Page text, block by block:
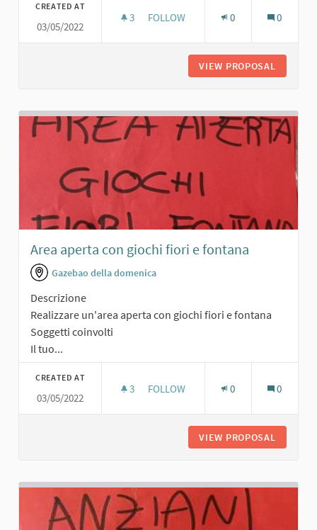
CREATED AT
03/05/2022
3 3 FOLLOWERS
FOLLOW 0 0
VIEW PROPOSAL
Area aperta con giochi fiori e fontana
Gazebao della domenica
Descrizione
Realizzare un'area aperta con giochi fiori e fontana
Soggetti coinvolti
Il tuo...
CREATED AT
03/05/2022
3 3 FOLLOWERS
FOLLOW 0 0
VIEW PROPOSAL